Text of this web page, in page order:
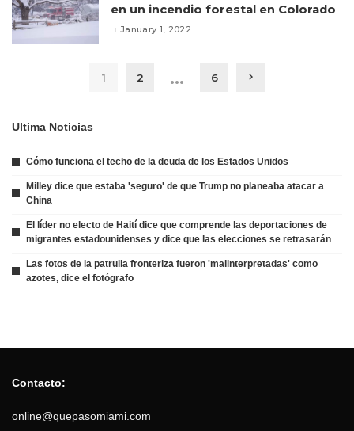
en un incendio forestal en Colorado
January 1, 2022
1 2 … 6
Ultima Noticias
Cómo funciona el techo de la deuda de los Estados Unidos
Milley dice que estaba 'seguro' de que Trump no planeaba atacar a
China
El líder no electo de Haití dice que comprende las deportaciones de
migrantes estadounidenses y dice que las elecciones se retrasarán
Las fotos de la patrulla fronteriza fueron 'malinterpretadas' como
azotes, dice el fotógrafo
Contacto:
online@quepasomiami.com